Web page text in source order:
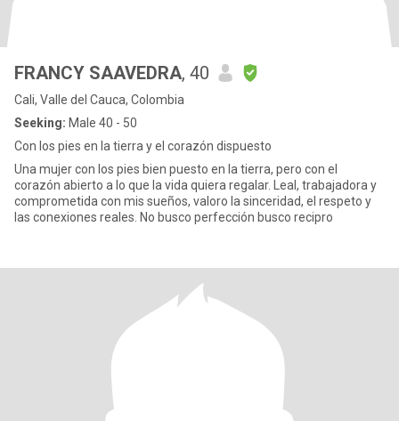
FRANCY SAAVEDRA, 40
Cali, Valle del Cauca, Colombia
Seeking: Male 40 - 50
Con los pies en la tierra y el corazón dispuesto
Una mujer con los pies bien puesto en la tierra, pero con el
corazón abierto a lo que la vida quiera regalar. Leal, trabajadora y
comprometida con mis sueños, valoro la sinceridad, el respeto y
las conexiones reales. No busco perfección busco recipro